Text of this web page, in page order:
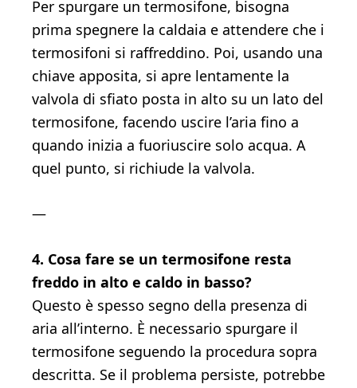
Per spurgare un termosifone, bisogna
prima spegnere la caldaia e attendere che i
termosifoni si raffreddino. Poi, usando una
chiave apposita, si apre lentamente la
valvola di sfiato posta in alto su un lato del
termosifone, facendo uscire l’aria fino a
quando inizia a fuoriuscire solo acqua. A
quel punto, si richiude la valvola.
—
4. Cosa fare se un termosifone resta
freddo in alto e caldo in basso?
Questo è spesso segno della presenza di
aria all’interno. È necessario spurgare il
termosifone seguendo la procedura sopra
descritta. Se il problema persiste, potrebbe